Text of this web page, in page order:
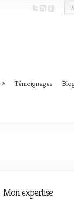
Témoignages
Mon expertise